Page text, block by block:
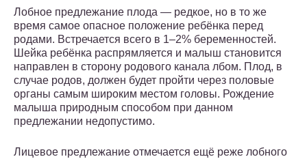
Лобное предлежание плода — редкое, но в то же
время самое опасное положение ребёнка перед
родами. Встречается всего в 1–2% беременностей.
Шейка ребёнка распрямляется и малыш становится
направлен в сторону родового канала лбом. Плод, в
случае родов, должен будет пройти через половые
органы самым широким местом головы. Рождение
малыша природным способом при данном
предлежании недопустимо.
Лицевое предлежание отмечается ещё реже лобного